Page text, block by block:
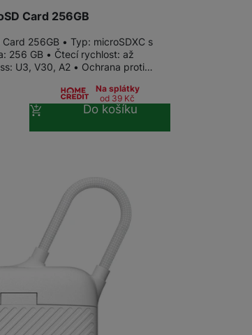
Rámečky pro Frame TV
Audio-video kabely
Paměťové karty
MicroSDHC
Multimédia
pro
Card 256GB
256GB • Typ: microSDXC s
256 GB • Čtecí rychlost: až
U3, V30, A2 • Ochrana proti…
Na splátky
od 39 Kč
Do košíku